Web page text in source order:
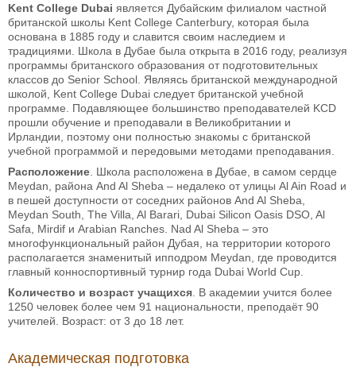
Kent College Dubai является Дубайским филиалом частной
британской школы Kent College Canterbury, которая была
основана в 1885 году и славится своим наследием и
традициями. Школа в Дубае была открыта в 2016 году, реализуя
программы британского образования от подготовительных
классов до Senior School. Являясь британской международной
школой, Kent College Dubai следует британской учебной
программе. Подавляющее большинство преподавателей KCD
прошли обучение и преподавали в Великобритании и
Ирландии, поэтому они полностью знакомы с британской
учебной программой и передовыми методами преподавания.
Расположение . Школа расположена в Дубае, в самом сердце
Meydan, района And Al Sheba – недалеко от улицы Al Ain Road и
в пешей доступности от соседних районов And Al Sheba,
Meydan South, The Villa, Al Barari, Dubai Silicon Oasis DSO, Al
Safa, Mirdif и Arabian Ranches. Nad Al Sheba – это
многофункциональный район Дубая, на территории которого
располагается знаменитый ипподром Meydan, где проводится
главный конноспортивный турнир года Dubai World Cup.
Количество и возраст учащихся . В академии учится более
1250 человек более чем 91 национальности, преподаёт 90
учителей. Возраст: от 3 до 18 лет.
Академическая подготовка